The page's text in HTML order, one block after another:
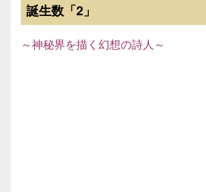
誕生数「2」
～神秘界を描く幻想の詩人～